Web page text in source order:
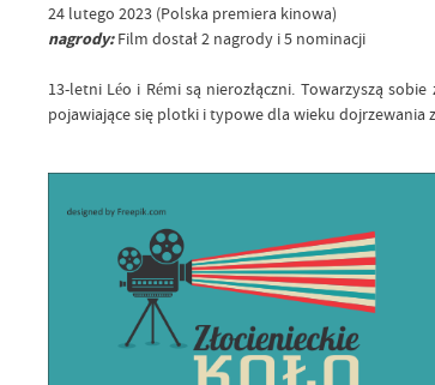
24 lutego 2023 (Polska premiera kinowa)
nagrody:Film dostał 2 nagrody i 5 nominacji
13-letni Léo i Rémi są nierozłączni. Towarzyszą
pojawiające się plotki i typowe dla wieku dojrzewania